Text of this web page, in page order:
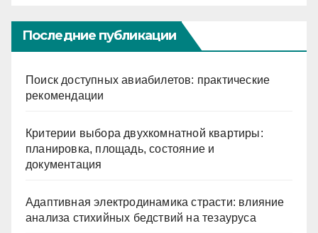
Последние публикации
Поиск доступных авиабилетов: практические
рекомендации
Критерии выбора двухкомнатной квартиры:
планировка, площадь, состояние и
документация
Адаптивная электродинамика страсти: влияние
анализа стихийных бедствий на тезауруса